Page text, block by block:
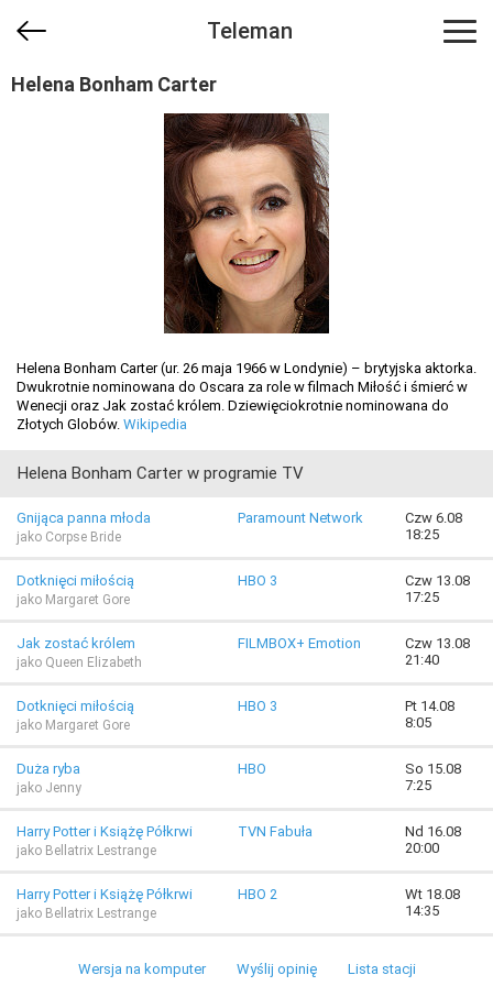
Teleman
Helena Bonham Carter
Helena Bonham Carter (ur. 26 maja 1966 w Londynie) – brytyjska aktorka.
Dwukrotnie nominowana do Oscara za role w filmach Miłość i śmierć w
Wenecji oraz Jak zostać królem. Dziewięciokrotnie nominowana do
Złotych Globów. Wikipedia
Helena Bonham Carter w programie TV
Gnijąca panna młoda
jako Corpse Bride
Paramount Network
Czw 6.08
18:25
Dotknięci miłością
jako Margaret Gore
HBO 3
Czw 13.08
17:25
Jak zostać królem
jako Queen Elizabeth
FILMBOX+ Emotion
Czw 13.08
21:40
Dotknięci miłością
jako Margaret Gore
HBO 3
Pt 14.08
8:05
Duża ryba
jako Jenny
HBO
So 15.08
7:25
Harry Potter i Książę Półkrwi
jako Bellatrix Lestrange
TVN Fabuła
Nd 16.08
20:00
Harry Potter i Książę Półkrwi
jako Bellatrix Lestrange
HBO 2
Wt 18.08
14:35
Wersja na komputer Wyślij opinię Lista stacji